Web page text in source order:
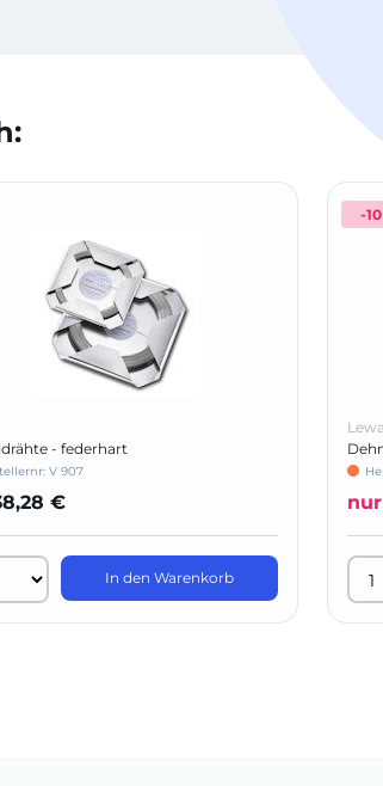
- federhart
V 907
€
In den Warenkorb
-
Lewa
nur